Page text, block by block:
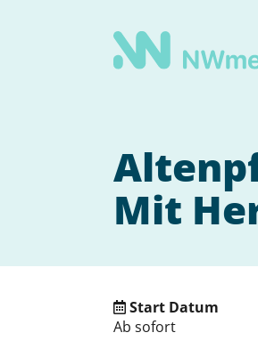
Mit
Start Datum
Ab sofort